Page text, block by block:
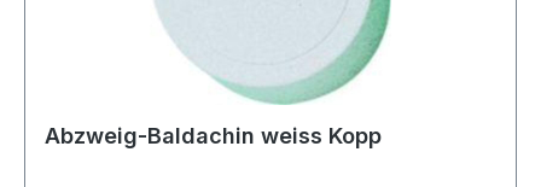
Abzweig-Baldachin weiss Kopp